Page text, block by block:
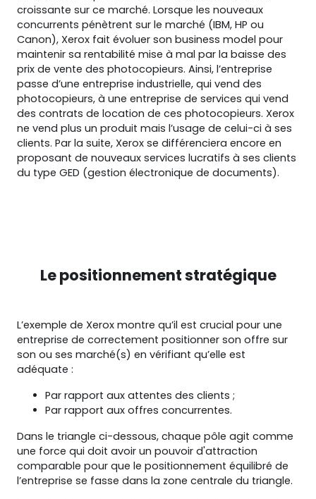
croissante sur ce marché. Lorsque les nouveaux
concurrents pénètrent sur le marché (IBM, HP ou
Canon), Xerox fait évoluer son business model pour
maintenir sa rentabilité mise à mal par la baisse des
prix de vente des photocopieurs. Ainsi, l’entreprise
passe d’une entreprise industrielle, qui vend des
photocopieurs, à une entreprise de services qui vend
des contrats de location de ces photocopieurs. Xerox
ne vend plus un produit mais l’usage de celui-ci à ses
clients. Par la suite, Xerox se différenciera encore en
proposant de nouveaux services lucratifs à ses clients
du type GED (gestion électronique de documents).
Le positionnement stratégique
L’exemple de Xerox montre qu’il est crucial pour une
entreprise de correctement positionner son offre sur
son ou ses marché(s) en vérifiant qu’elle est
adéquate :
Par rapport aux attentes des clients ;
Par rapport aux offres concurrentes.
Dans le triangle ci-dessous, chaque pôle agit comme
une force qui doit avoir un pouvoir d'attraction
comparable pour que le positionnement équilibré de
l’entreprise se fasse dans la zone centrale du triangle.